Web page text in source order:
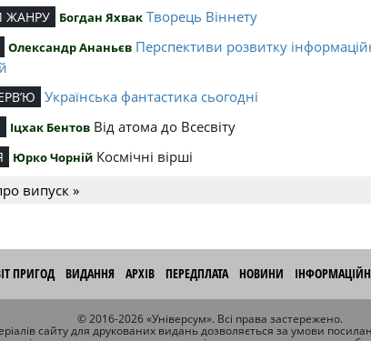
ЖАНРУ Богдан Яхвак Творець Віннету
Олександр Ананьєв Перспективи розвитку
Українська фантастика сьогодні
Іцхак Бентов Від атома до Всесвіту
Юрко Чорній Космічні вірші
випуск »
ПРИГОД ВИДАННЯ АРХІВ ПЕРЕДПЛАТА НОВИНИ
© 2016-2026 «Універсум». Всі права застережено.
сайту для друкованих видань дозволяється за умови